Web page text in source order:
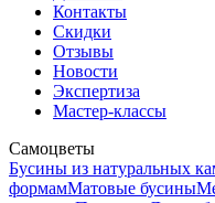
Контакты
Скидки
Отзывы
Новости
Экспертиза
Мастер-классы
Самоцветы
Бусины из натуральных
формамМатовые бусины